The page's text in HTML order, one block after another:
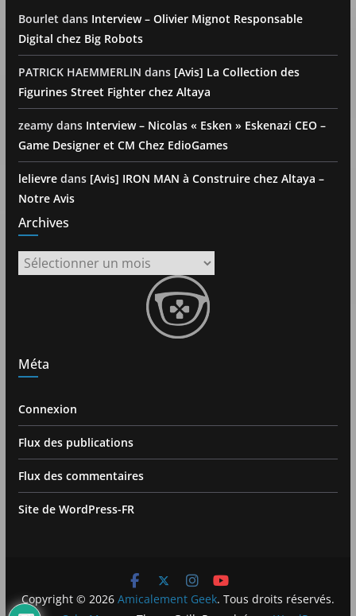
Bourlet dans Interview – Olivier Mignot Responsable
Digital chez Big Robots
PATRICK HAEMMERLIN dans [Avis] La Collection des
Figurines Street Fighter chez Altaya
zeamydans Interview – Nicolas « Esken » Eskenazi CEO –
Game Designer et CM Chez EdioGames
lelievredans [Avis] IRON MAN à Construire chez Altaya –
Notre Avis
Archives
Archives
Méta
Connexion
Flux des publications
Flux des commentaires
Site de WordPress-FR
Copyright © 2026 Amicalement Geek. Tous droits réservés.